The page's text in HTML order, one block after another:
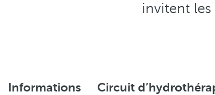
invitent les
Informations Circuit